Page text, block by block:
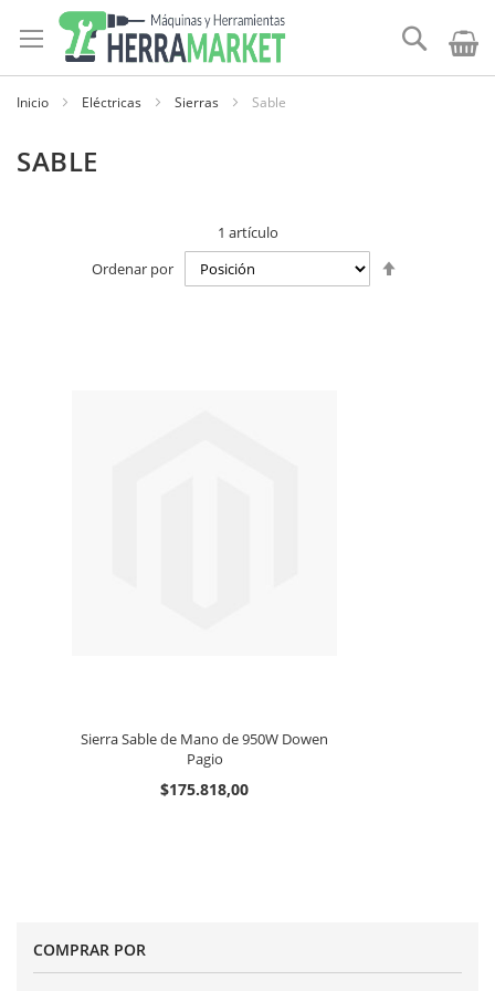
al
contenido
Buscar
Inicio Eléctricas Sierras Sable
SABLE
1 artículo
Ordenar por
Sierra Sable de Mano de 950W Dowen
Pagio
$175.818,00
COMPRAR POR